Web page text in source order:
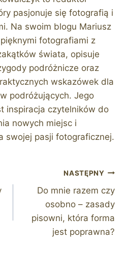
pasjonuje się fotografią i
Na swoim blogu Mariusz
fotografiami z
świata, opisuje
podróżnicze oraz
wskazówek dla
podróżujących. Jego
inspiracja czytelników do
nowych miejsc i
swojej pasji fotograficznej.
NASTĘPNY
Do mnie razem czy
osobno – zasady
pisowni, która forma
jest poprawna?